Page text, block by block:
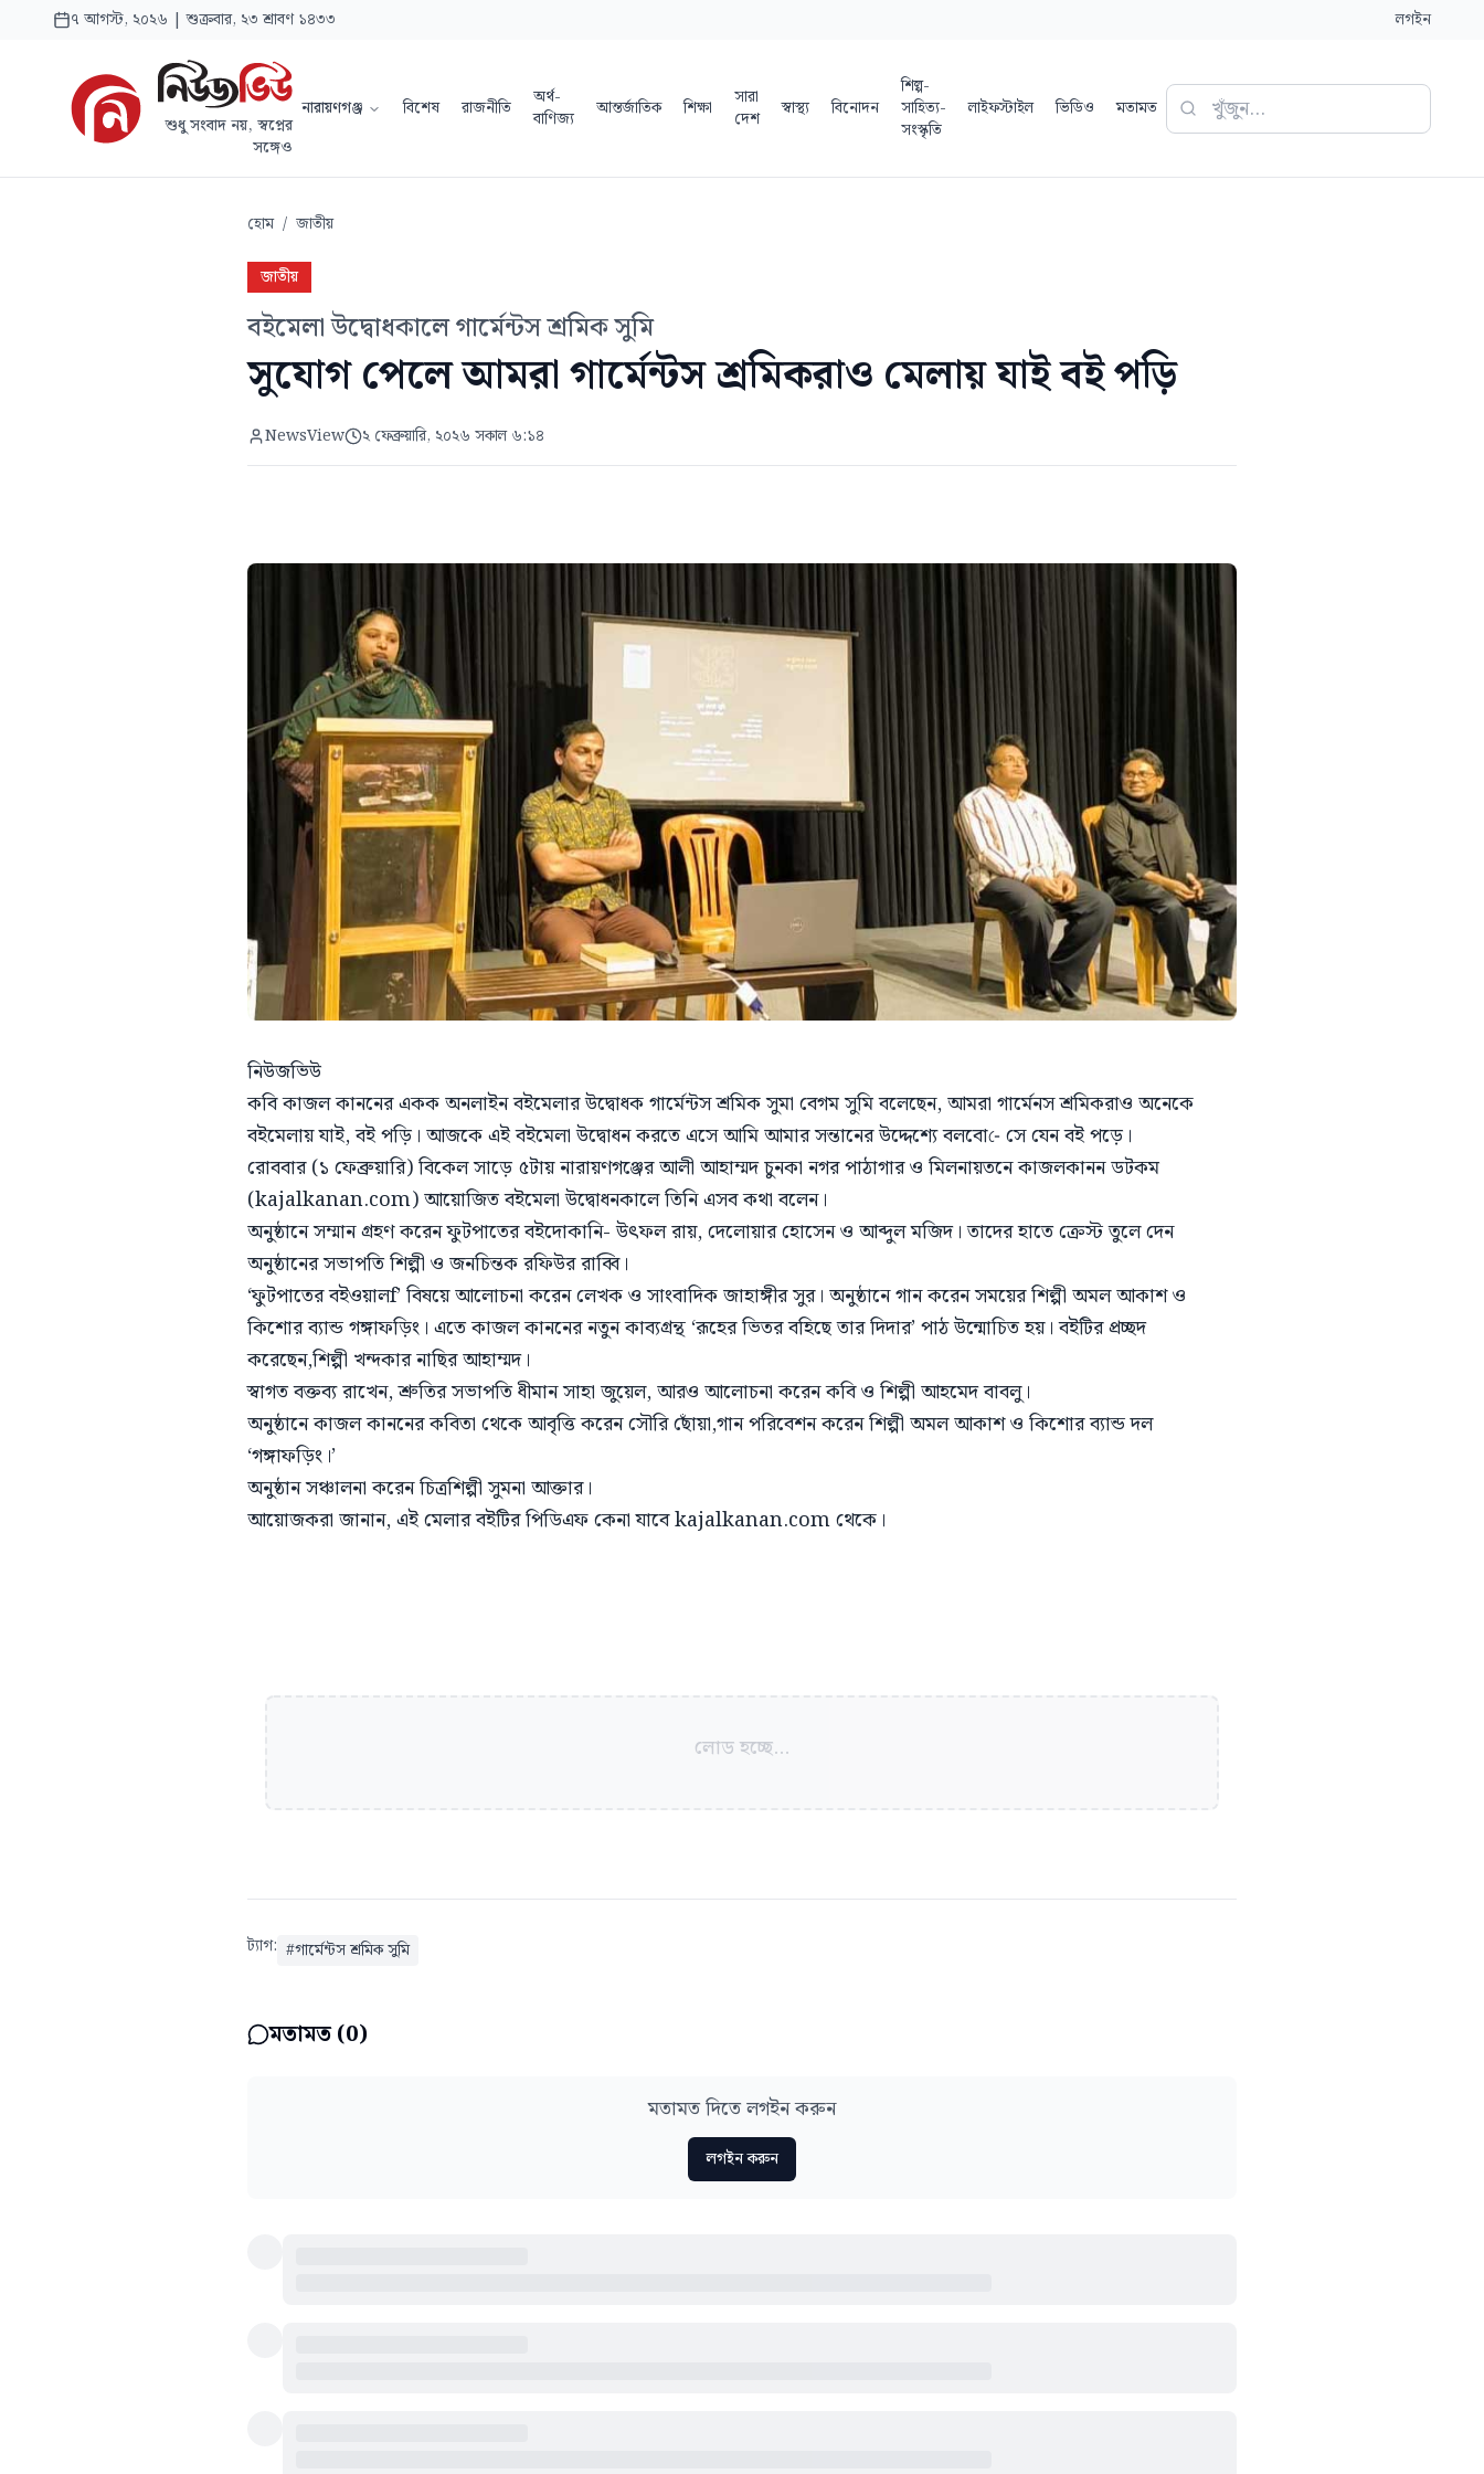
৭ আগস্ট, ২০২৬ | শুক্রবার, ২৩ শ্রাবণ ১৪৩৩ লগইন
শুধু সংবাদ নয়, স্বপ্নের
সঙ্গেও
নারায়ণগঞ্জ বিশেষ রাজনীতি
অর্থ-
বাণিজ্য
আন্তর্জাতিক শিক্ষা
সারা
দেশ
স্বাস্থ্য বিনোদন
শিল্প-
সাহিত্য-
সংস্কৃতি
লাইফস্টাইল ভিডিও মতামত
হোম / জাতীয়
জাতীয়
বইমেলা উদ্বোধকালে গার্মেন্টস শ্রমিক সুমি
সুযোগ পেলে আমরা গার্মেন্টস শ্রমিকরাও মেলায় যাই বই পড়ি
NewsView ২ ফেব্রুয়ারি, ২০২৬ সকাল ৬:১৪
নিউজভিউ
কবি কাজল কাননের একক অনলাইন বইমেলার উদ্বোধক গার্মেন্টস শ্রমিক সুমা বেগম সুমি বলেছেন, আমরা গার্মেনস শ্রমিকরাও অনেকে
বইমেলায় যাই, বই পড়ি। আজকে এই বইমেলা উদ্বোধন করতে এসে আমি আমার সন্তানের উদ্দেশ্যে বলবো-ে সে যেন বই পড়ে।
রোববার (১ ফেব্রুয়ারি) বিকেল সাড়ে ৫টায় নারায়ণগঞ্জের আলী আহাম্মদ চুনকা নগর পাঠাগার ও মিলনায়তনে কাজলকানন ডটকম
(kajalkanan.com) আয়োজিত বইমেলা উদ্বোধনকালে তিনি এসব কথা বলেন।
অনুষ্ঠানে সম্মান গ্রহণ করেন ফুটপাতের বইদোকানি- উৎফল রায়, দেলোয়ার হোসেন ও আব্দুল মজিদ। তাদের হাতে ক্রেস্ট তুলে দেন
অনুষ্ঠানের সভাপতি শিল্পী ও জনচিন্তক রফিউর রাব্বি।
‘ফুটপাতের বইওয়ালf’ বিষয়ে আলোচনা করেন লেখক ও সাংবাদিক জাহাঙ্গীর সুর। অনুষ্ঠানে গান করেন সময়ের শিল্পী অমল আকাশ ও
কিশোর ব্যান্ড গঙ্গাফড়িং। এতে কাজল কাননের নতুন কাব্যগ্রন্থ ‘রূহের ভিতর বহিছে তার দিদার’ পাঠ উন্মোচিত হয়। বইটির প্রচ্ছদ
করেছেন,শিল্পী খন্দকার নাছির আহাম্মদ।
স্বাগত বক্তব্য রাখেন, শ্রুতির সভাপতি ধীমান সাহা জুয়েল, আরও আলোচনা করেন কবি ও শিল্পী আহমেদ বাবলু।
অনুষ্ঠানে কাজল কাননের কবিতা থেকে আবৃত্তি করেন সৌরি ছোঁয়া,গান পরিবেশন করেন শিল্পী অমল আকাশ ও কিশোর ব্যান্ড দল
‘গঙ্গাফড়িং।’
অনুষ্ঠান সঞ্চালনা করেন চিত্রশিল্পী সুমনা আক্তার।
আয়োজকরা জানান, এই মেলার বইটির পিডিএফ কেনা যাবে kajalkanan.com থেকে।
লোড হচ্ছে...
ট্যাগ: #গার্মেন্টস শ্রমিক সুমি
মতামত (0)
মতামত দিতে লগইন করুন
লগইন করুন